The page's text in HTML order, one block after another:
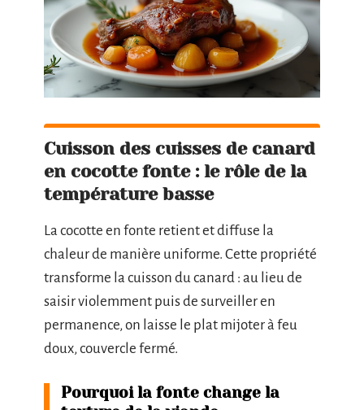
Cuisson des cuisses de canard
en cocotte fonte : le rôle de la
température basse
La cocotte en fonte retient et diffuse la
chaleur de manière uniforme. Cette propriété
transforme la cuisson du canard : au lieu de
saisir violemment puis de surveiller en
permanence, on laisse le plat mijoter à feu
doux, couvercle fermé.
Pourquoi la fonte change la